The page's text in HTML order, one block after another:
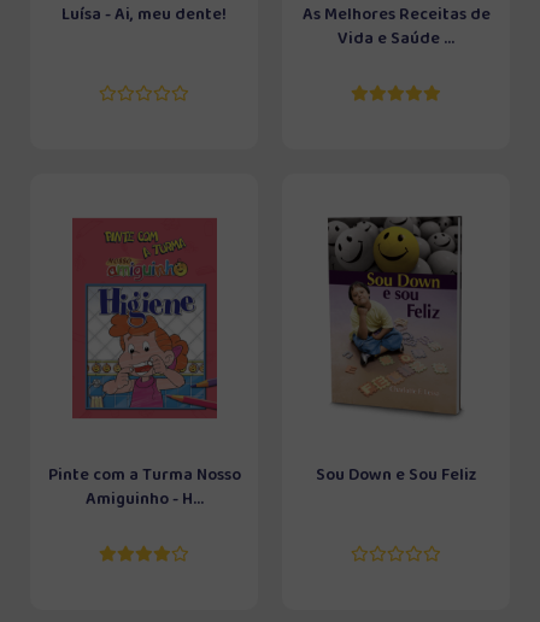
Luísa - Ai, meu dente!
As Melhores Receitas de
Vida e Saúde ...
Pinte com a Turma Nosso
Amiguinho - H...
Sou Down e Sou Feliz